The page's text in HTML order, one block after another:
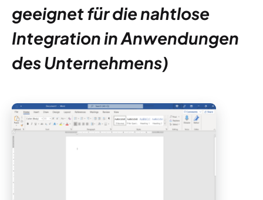
geeignet für die nahtlose
Integration in Anwendungen
des Unternehmens)